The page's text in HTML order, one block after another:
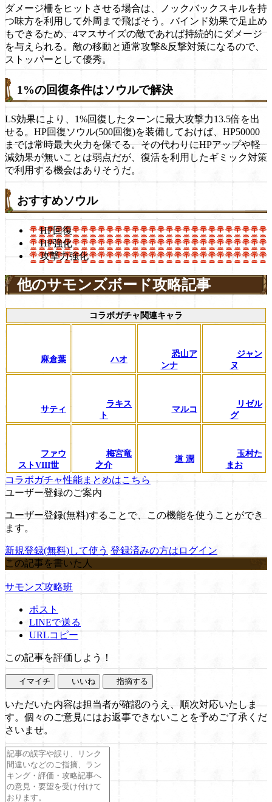
ダメージ柵をヒットさせる場合は、ノックバックスキルを持
つ味方を利用して外周まで飛ばそう。バインド効果で足止め
もできるため、4マスサイズの敵であれば持続的にダメージ
を与えられる。敵の移動と通常攻撃&反撃対策になるので、
ストッパーとして優秀。
1%の回復条件はソウルで解決
LS効果により、1%回復したターンに最大攻撃力13.5倍を出
せる。HP回復ソウル(500回復)を装備しておけば、HP50000
までは常時最大火力を保てる。その代わりにHPアップや軽
減効果が無いことは弱点だが、復活を利用したギミック対策
で利用する機会はありそうだ。
おすすめソウル
HP回復
HP強化
攻撃力強化
他のサモンズボード攻略記事
コラボガチャ関連キャラ
麻倉葉 ハオ
恐山ア
ンナ
ジャン
ヌ
サティ
ラキス
ト
マルコ
リゼル
グ
ファウ
ストVIII世
梅宮竜
之介
道 潤
玉村た
まお
コラボガチャ性能まとめはこちら
ユーザー登録のご案内
ユーザー登録(無料)することで、この機能を使うことができ
ます。
新規登録(無料)して使う 登録済みの方はログイン
この記事を書いた人
サモンズ攻略班
ポスト
LINEで送る
URLコピー
この記事を評価しよう！
イマイチ いいね 指摘する
いただいた内容は担当者が確認のうえ、順次対応いたしま
す。個々のご意見にはお返事できないことを予めご了承くだ
さいませ。